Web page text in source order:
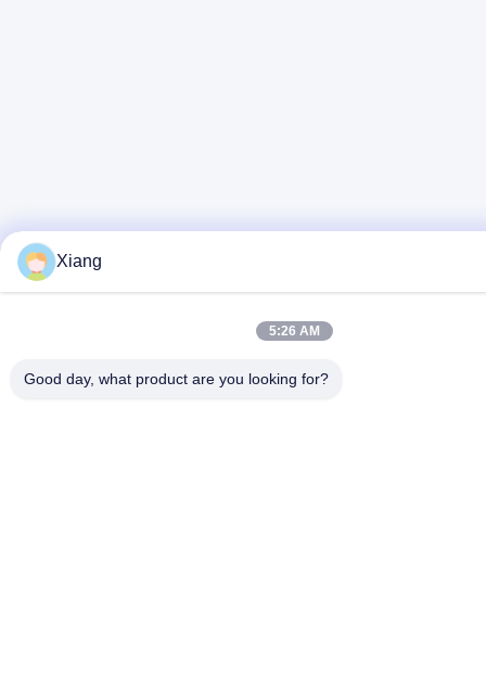
Xiang
5:26 AM
Good day, what product are you looking for?